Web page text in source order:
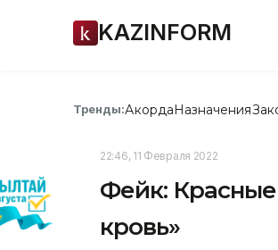
KAZINFORM
Тренды:АкордаНазначения
22:46, 11 Февраля 2022
Фейк:
кровь»